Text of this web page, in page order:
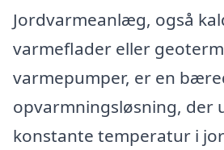
Jordvarmeanlæg, også
varmeflader eller
varmepumper, er en
opvarmningsløsning, der
konstante temperatur i